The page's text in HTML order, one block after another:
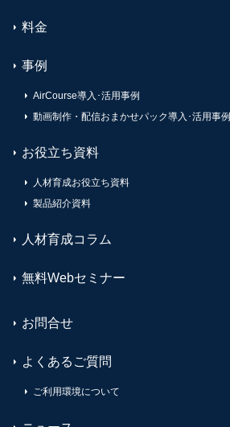
料金
事例
AirCourse導入･活用事例
動画制作・配信おまかせパック導入･活用事例
お役立ち資料
人材育成お役立ち資料
製品紹介資料
人材育成コラム
無料Webセミナー
お問合せ
よくあるご質問
ご利用環境について